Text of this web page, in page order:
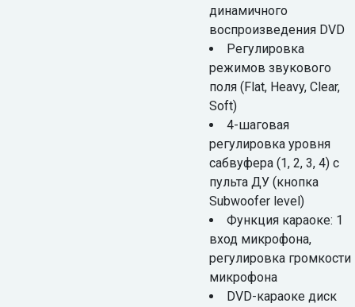
динамичного
воспроизведения DVD
Регулировка
режимов звукового
поля (Flat, Heavy, Clear,
Soft)
4-шаговая
регулировка уровня
сабвуфера (1, 2, 3, 4) с
пульта ДУ (кнопка
Subwoofer level)
Функция караоке: 1
вход микрофона,
регулировка громкости
микрофона
DVD-караоке диск